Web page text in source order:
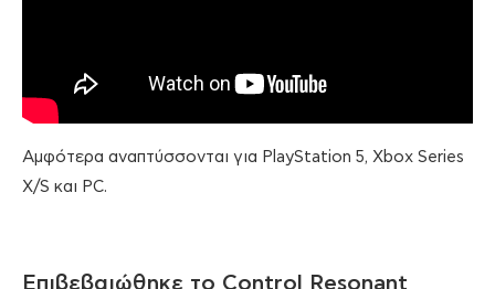
Αμφότερα αναπτύσσονται για PlayStation 5, Xbox Series
X/S και PC.
Επιβεβαιώθηκε το Control Resonant